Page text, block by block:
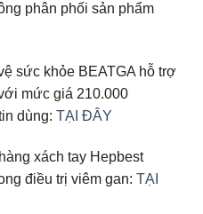
phân phối sản phẩm
sức khỏe BEATGA hỗ trợ
mức giá 210.000
dùng: TẠI ĐÂY
xách tay Hepbest
điều trị viêm gan: TẠI